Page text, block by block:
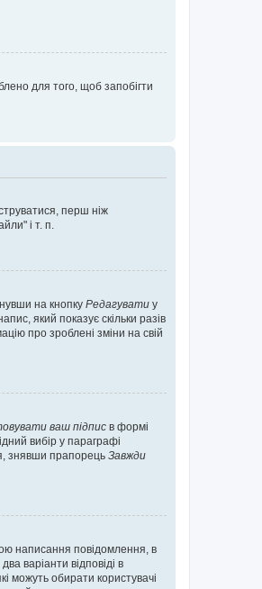
для того, щоб запобігти
перш ніж
і т. п.
на кнопку Редагувати у
який показує скільки разів
про зроблені зміни на свій
ваш підпис в формі
вибір у параграфі
знявши прапорець Завжди
написання повідомлення, в
варіанти відповіді в
можуть обирати користувачі